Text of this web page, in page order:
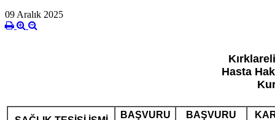
09 Aralık 2025
Hasta
BAŞVURU
BAŞVURU